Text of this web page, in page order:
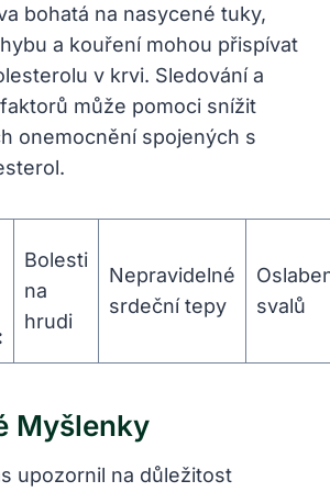
bohatá na nasycené tuky,
a kouření mohou přispívat
v krvi. Sledování a
může pomoci snížit
onemocnění spojených s
Bolesti
na
hrudi
Nepravidelné
srdeční tepy
svalů
Myšlenky
upozornil na důležitost